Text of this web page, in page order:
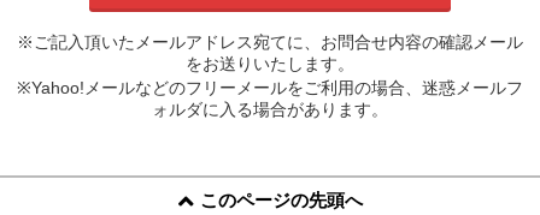
※ご記入頂いたメールアドレス宛てに、お問合せ内容の確認メール
をお送りいたします。
※Yahoo!メールなどのフリーメールをご利用の場合、迷惑メールフ
ォルダに入る場合があります。
このページの先頭へ